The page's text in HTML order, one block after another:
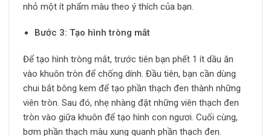
nhỏ một ít phẩm màu theo ý thích của bạn.
Bước 3: Tạo hình tròng mắt
Để tạo hình tròng mắt, trước tiên bạn phết 1 ít dầu ăn
vào khuôn tròn để chống dính. Đầu tiên, bạn cần dùng
chui bắt bông kem để tạo phần thạch đen thành những
viên tròn. Sau đó, nhẹ nhàng đặt những viên thạch đen
tròn vào giữa khuôn để tạo hình con ngươi. Cuối cùng,
bơm phần thạch màu xung quanh phần thạch đen.